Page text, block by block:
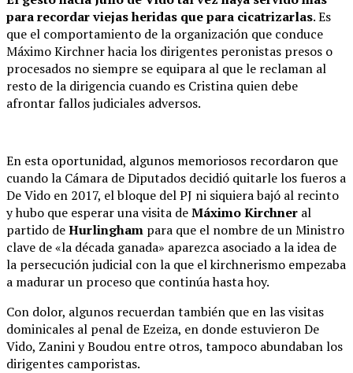
para recordar viejas heridas que para cicatrizarlas. Es
que el comportamiento de la organización que conduce
Máximo Kirchner hacia los dirigentes peronistas presos o
procesados no siempre se equipara al que le reclaman al
resto de la dirigencia cuando es Cristina quien debe
afrontar fallos judiciales adversos.
En esta oportunidad, algunos memoriosos recordaron que
cuando la Cámara de Diputados decidió quitarle los fueros a
De Vido en 2017, el bloque del PJ ni siquiera bajó al recinto
y hubo que esperar una visita deMáximo Kirchner al
partido deHurlingham para que el nombre de un Ministro
clave de «la década ganada» aparezca asociado a la idea de
la persecución judicial con la que el kirchnerismo empezaba
a madurar un proceso que continúa hasta hoy.
Con dolor, algunos recuerdan también que en las visitas
dominicales al penal de Ezeiza, en donde estuvieron De
Vido, Zanini y Boudou entre otros, tampoco abundaban los
dirigentes camporistas.